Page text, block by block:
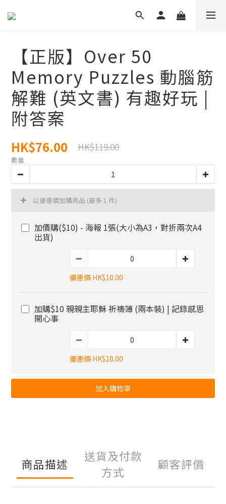
【正版】Over 50
Memory Puzzles 動腦筋
解難 (英文書) 有趣好玩 |
附答案
HK$76.00 HK$119.00
數量
以優惠價加購商品 (最多 1 件)
加價購($10) - 海報 1張(大小為A3，對折兩次A4
出貨)
優惠價 HK$10.00
加購$10 親親主耶穌 祈禱簿 (兩本裝) | 記錄感恩
開心事
優惠價 HK$10.00
加入購物車
商品描述
送貨及付款
方式
顧客評價